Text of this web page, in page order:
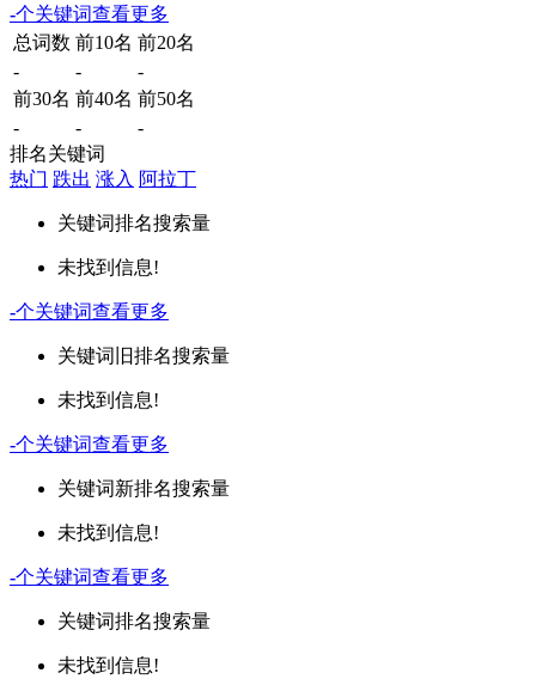
-个关键词查看更多
总词数 前10名 前20名
-
-
-
前30名 前40名 前50名
-
-
-
排名关键词
热门 跌出 涨入 阿拉丁
关键词排名搜索量
未找到信息!
-个关键词查看更多
关键词 旧排名搜索量
未找到信息!
-个关键词查看更多
关键词新排名搜索量
未找到信息!
-个关键词查看更多
关键词排名搜索量
未找到信息!